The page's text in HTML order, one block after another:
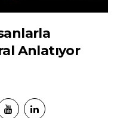
Anlatıyor